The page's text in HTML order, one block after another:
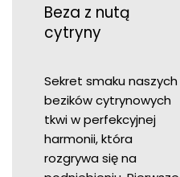
Beza z nutą
cytryny
Sekret smaku naszych
bezików cytrynowych
tkwi w perfekcyjnej
harmonii, która
rozgrywa się na